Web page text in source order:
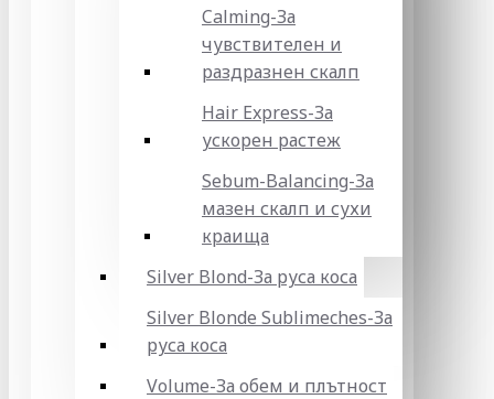
Calming-За
чувствителен и
раздразнен скалп
Hair Express-За
ускорен растеж
Sebum-Balancing-За
мазен скалп и сухи
краища
Silver Blond-За руса коса
Silver Blonde Sublіmeches-За
руса коса
Volume-За обем и плътност